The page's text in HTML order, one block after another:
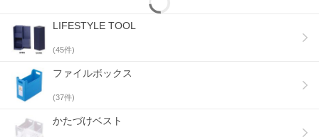
LIFESTYLE TOOL
(45件)
ファイルボックス
(37件)
かたづけベスト